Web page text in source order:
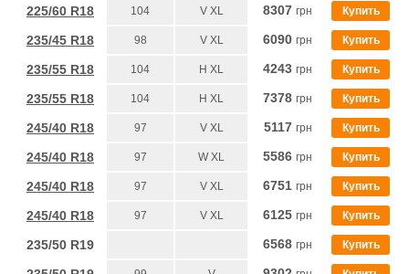
225/60 R18 104 V XL 8307 грн Купить
235/45 R18 98 V XL 6090 грн Купить
235/55 R18 104 H XL 4243 грн Купить
235/55 R18 104 H XL 7378 грн Купить
245/40 R18 97 V XL 5117 грн Купить
245/40 R18 97 W XL 5586 грн Купить
245/40 R18 97 V XL 6751 грн Купить
245/40 R18 97 V XL 6125 грн Купить
235/50 R19 6568 грн Купить